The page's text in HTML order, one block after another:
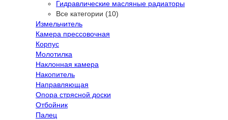
Гидравлические масляные радиаторы
Все категории (10)
Измельчитель
Камера прессовочная
Корпус
Молотилка
Наклонная камера
Накопитель
Направляющая
Опора стрясной доски
Отбойник
Палец